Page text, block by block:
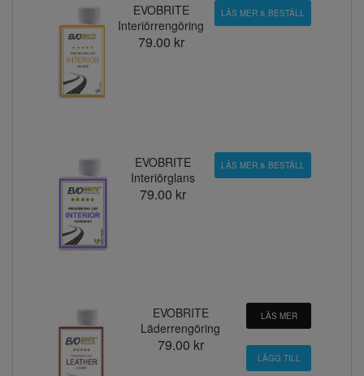
EVOBRITE
Interiörrengöring
79.00 kr
LÄS MER & BESTÄLL
EVOBRITE
Interiörglans
79.00 kr
LÄS MER & BESTÄLL
EVOBRITE
Läderrengöring
79.00 kr
LÄS MER